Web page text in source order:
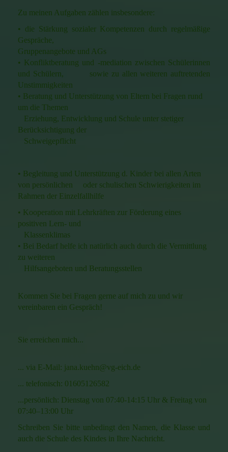
Zu meinen Aufgaben zählen insbesondere:
• die Stärkung sozialer Kompetenzen durch regelmäßige
Gespräche,
Gruppenangebote und AGs
• Konfliktberatung und -mediation zwischen Schülerinnen
und Schülern, sowie zu allen weiteren auftretenden
Unstimmigkeiten
• Beratung und Unterstützung von Eltern bei Fragen rund
um die Themen
Erziehung, Entwicklung und Schule unter stetiger
Berücksichtigung der
Schweigepflicht
• Begleitung und Unterstützung d. Kinder bei allen Arten
von persönlichen oder schulischen Schwierigkeiten im
Rahmen der Einzelfallhilfe
• Kooperation mit Lehrkräften zur Förderung eines
positiven Lern- und
Klassenklimas
• Bei Bedarf helfe ich natürlich auch durch die Vermittlung
zu weiteren
Hilfsangeboten und Beratungsstellen
Kommen Sie bei Fragen gerne auf mich zu und wir
vereinbaren ein Gespräch!
Sie erreichen mich...
... via E-Mail: jana.kuehn@vg-eich.de
... telefonisch: 01605126582
...persönlich: Dienstag von 07:40-14:15 Uhr & Freitag von
07:40–13:00 Uhr
Schreiben Sie bitte unbedingt den Namen, die Klasse und
auch die Schule des Kindes in Ihre Nachricht.